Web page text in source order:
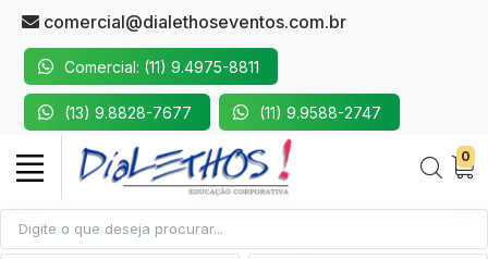
comercial@dialethoseventos.com.br
Comercial: (11) 9.4975-8811
(13) 9.8828-7677 (11) 9.9588-2747
0